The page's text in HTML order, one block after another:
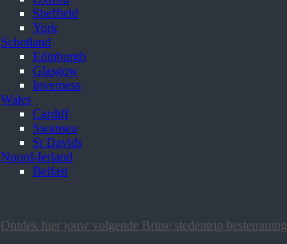
Sheffield
York
Schotland
Edinburgh
Glasgow
Inverness
Wales
Cardiff
Swansea
St Davids
Noord-Ierland
Belfast
Ontdek hier jouw volgende Britse stedentrip bestemming